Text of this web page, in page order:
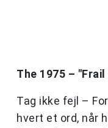
The 1975 –
Tag ikke fejl –
hvert et ord, når